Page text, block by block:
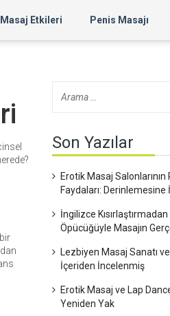
Masaj Etkileri Penis Masajı
Son Yazılar
Erotik Masaj Salonlarının
Faydaları:
İngilizce Kısırlaştırmadan
Öpücüğüyle Masajın
Lezbiyen Masaj Sanatı
İçeriden İncelenmiş
Erotik Masaj ve Lap
Yeniden Yak